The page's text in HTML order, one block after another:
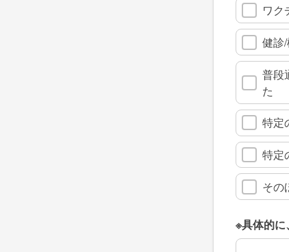
ワク
健診
普段
た
特定
特定
その
※具体的
※具体的に